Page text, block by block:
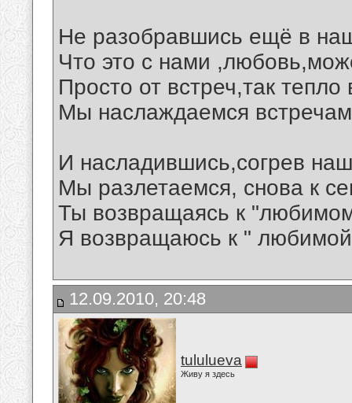
Не разобравшись ещё в
Что это с нами
Просто от встреч,так
Мы наслаждаемся
И насладившись,согрев
Мы разлетаемся, снова к
Ты возвращаясь к
Я возвращаюсь к "
12.09.2010, 20:48
tululueva
Живу я здесь